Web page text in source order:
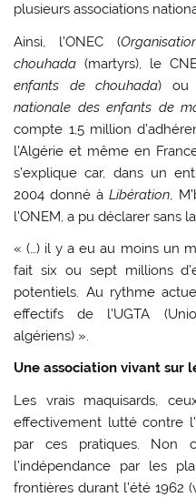
plusieurs associations
Ainsi, l’ONEC (
chouhada (martyrs), le
enfants de chouhada) ou
nationale des enfants de
compte 1,5 million
l’Algérie et même en
s’explique car, dans un
2004 donné àLibération,
l’ONEM, a pu déclarer sans
« (…) il y a eu au moins un
fait six ou sept millions
potentiels. Au rythme
effectifs de l’UGTA
algériens) ».
Une association vivant sur
Les vrais maquisards,
effectivement lutté contre
par ces pratiques. Non
l’indépendance par les
frontières durant l’été 1962